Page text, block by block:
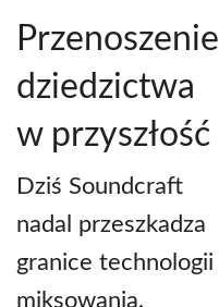
Przenoszenie
dziedzictwa
w przyszłość
Dziś Soundcraft
nadal przeszkadza
granice technologii
miksowania,